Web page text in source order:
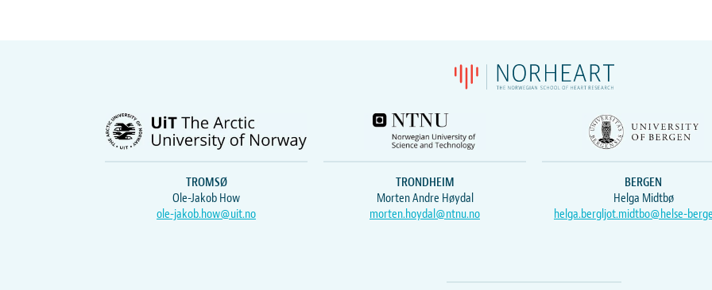
TROMSØ
Ole-Jakob How
ole-jakob.how@uit.no
TRONDHEIM
Morten Andre Høydal
morten.hoydal@ntnu.no
BERGEN
Helga Midtbø
helga.bergljot.midtbo@helse-